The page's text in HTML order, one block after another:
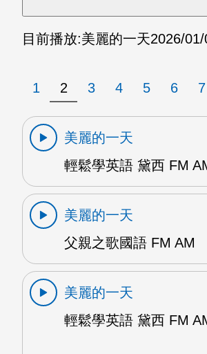
目前播放:美麗的一天2026/01/
1 2 3 4 5 6 7
美麗的一天
輕鬆學英語 黛西 FM
美麗的一天
父親之歌國語 FM AM
美麗的一天
輕鬆學英語 黛西 FM